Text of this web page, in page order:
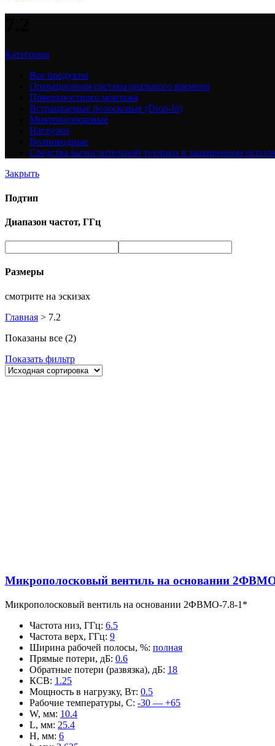
Категории
Все продукты
Операционная система реального времени
Поверхностного монтажа
Встраиваемые полосковые (Drop-In)
Микрополосковые
Нагрузки
Волноводные
Средства вычислительной техники в защищенном
Закрыть
Подтип
Диапазон частот, ГГц
Размеры
смотрите на эскизах
Главная > 7.2
Показаны все (2)
Показать фильтр
Микрополосковый вентиль на основании
Микрополосковый вентиль на основании 2ФВМO-7.8-1*
Частота низ, ГГц: 6.5
Частота верх, ГГц: 9
Ширина рабочей полосы, %: полная
Прямые потери, дБ: 0.6
Обратные потери (развязка), дБ: 18
КСВ: 1.25
Мощность в нагрузку, Вт: 0.5
Рабочие температуры, С: -30 — +65
W, мм: 10.4
L, мм: 25.4
H, мм: 6